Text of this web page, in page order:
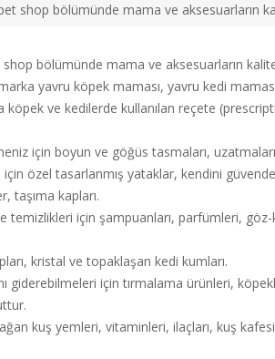
shop bölümünde mama ve aksesuarların
shop bölümünde mama ve aksesuarların
yavru köpek maması, yavru kedi
köpek ve kedilerde kullanılan reçete
için boyun ve göğüs tasmaları,
özel tasarlanmış yataklar, kendini
taşıma kapları.
temizlikleri için şampuanları, parfümleri,
kristal ve topaklaşan kedi kumları.
giderebilmeleri için tırmalama ürünleri,
kuş yemleri, vitaminleri, ilaçları, kuş